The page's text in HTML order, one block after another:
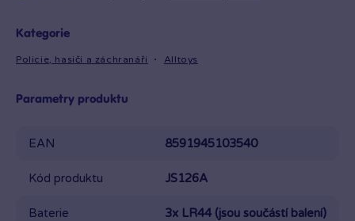
(blikající sirény a zvuky) ✔ Baterie 3xAG13 součástí balení
pro děti od 3 let
Kategorie
Policie, hasiči a záchranáři Alltoys
Parametry produktu
EAN 8591945103540
Kód produktu JS126A
Baterie 3x LR44 (jsou součástí balení)